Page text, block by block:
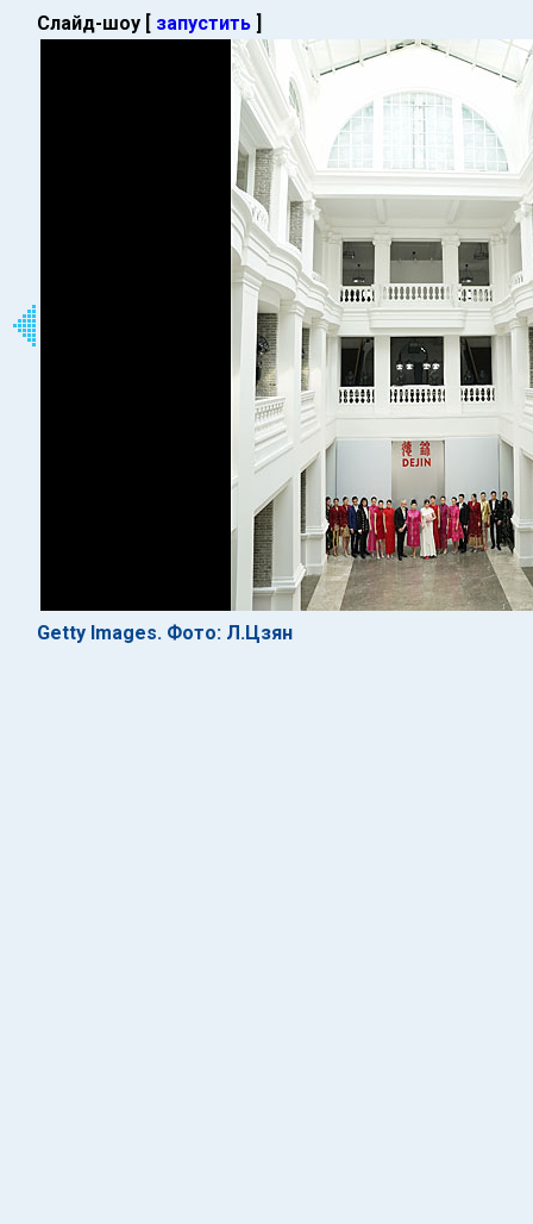
Слайд-шоу [ запустить ]
Getty Images. Фото: Л.Цзян